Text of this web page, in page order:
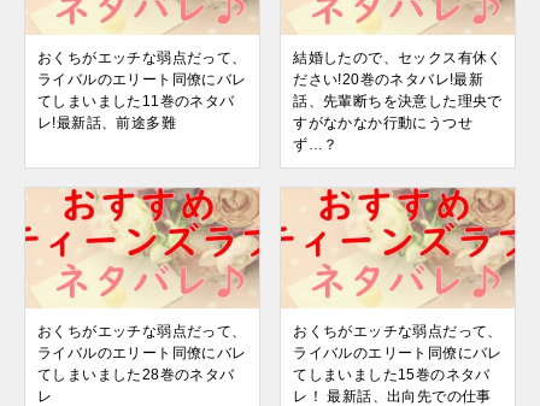
おくちがエッチな弱点だって、
ライバルのエリート同僚にバレ
てしまいました11巻のネタバ
レ!最新話、前途多難
結婚したので、セックス有休く
ださい!20巻のネタバレ!最新
話、先輩断ちを決意した理央で
すがなかなか行動にうつせ
ず…？
おくちがエッチな弱点だって、
ライバルのエリート同僚にバレ
てしまいました28巻のネタバ
レ
おくちがエッチな弱点だって、
ライバルのエリート同僚にバレ
てしまいました15巻のネタバ
レ！ 最新話、出向先での仕事